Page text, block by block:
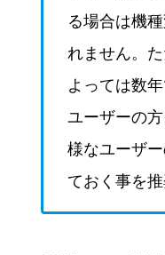
る場合は機
れません。
よっては数
ユーザーの
様なユーザ
ておく事を推